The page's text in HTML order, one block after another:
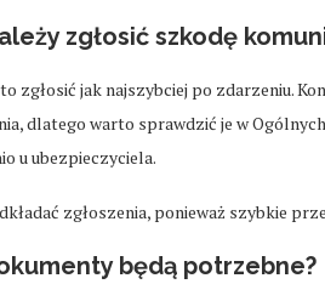
zgłosić szkodę
zgłosić jak najszybciej po zdarzeniu.
dlatego warto sprawdzić je w
u ubezpieczyciela.
zgłoszenia, ponieważ szybkie
będą potrzebne?